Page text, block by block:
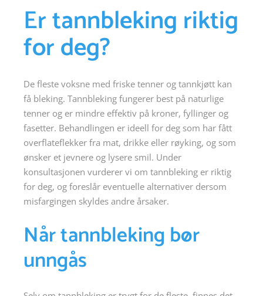
Er tannbleking riktig
for deg?
De fleste voksne med friske tenner og tannkjøtt kan
få bleking. Tannbleking fungerer best på naturlige
tenner og er mindre effektiv på kroner, fyllinger og
fasetter. Behandlingen er ideell for deg som har fått
overflateflekker fra mat, drikke eller røyking, og som
ønsker et jevnere og lysere smil. Under
konsultasjonen vurderer vi om tannbleking er riktig
for deg, og foreslår eventuelle alternativer dersom
misfargingen skyldes andre årsaker.
Når tannbleking bør
unngås